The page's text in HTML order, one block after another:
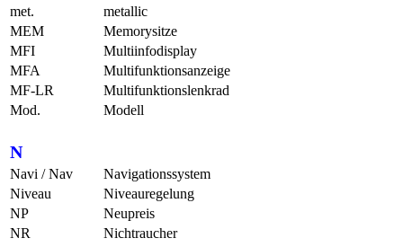
met.
metallic
MEM
Memorysitze
MFI
Multiinfodisplay
MFA
Multifunktionsanzeige
MF-LR
Multifunktionslenkrad
Mod.
Modell
N
Navi / Nav
Navigationssystem
Niveau
Niveauregelung
NP
Neupreis
NR
Nichtraucher